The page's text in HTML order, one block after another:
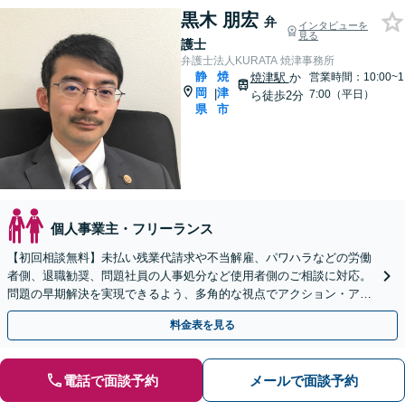
黒木 朋宏 弁
護士
インタビューを
見る
弁護士法人KURATA 焼津事務所
静
岡
県
|
焼
津
市
焼津駅 か
ら徒歩2分
営業時間：10:00~1
7:00（平日）
個人事業主・フリーランス
【初回相談無料】未払い残業代請求や不当解雇、パワハラなどの労働
者側、退職勧奨、問題社員の人事処分など使用者側のご相談に対応。
問題の早期解決を実現できるよう、多角的な視点でアクション・アド
バイスをいたします【焼津駅徒歩2分】
料金表を見る
電話で面談予約 メールで面談予約